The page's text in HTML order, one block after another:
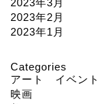
2023年3月
2023年2月
2023年1月
Categories
アート イベント
映画